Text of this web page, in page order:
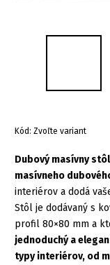
Kód: Zvoľte variant
Dubový masívny
masívneho
interiérov a dodá
Stôl je dodávaný s
profil 80×80 mm a
jednoduchý a
typy interiérov, od